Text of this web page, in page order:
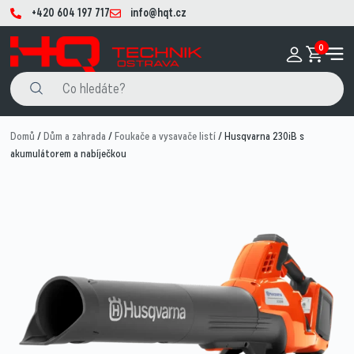
+420 604 197 717 info@hqt.cz
0
Domů /Dům a zahrada /Foukače a vysavače listí/ Husqvarna 230iB s
akumulátorem a nabíječkou